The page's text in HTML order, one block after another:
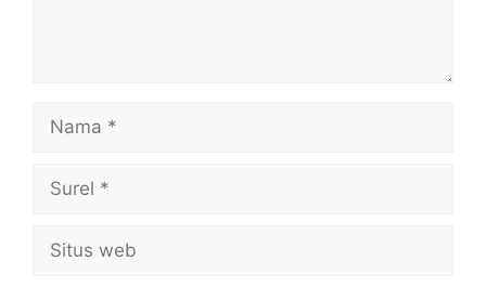
web